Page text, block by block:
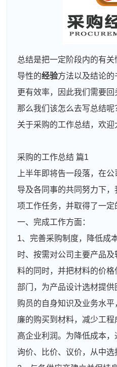
总结是把一定阶段内的有
导性的经验方法以及结论的
更有效率，因此我们需要回
那么我们该怎么去写总结
关于采购的工作总结，欢
采购的工作总结 篇1
上半年即将告一段落，在
导及各同事的共同努力下
项工作任务，并取得了一
一、完成工作方面：
1、完善采购制度，降低成
时、按需对公司主要产品
料的同时，并把材料的价
部门，为产品设计选材提
购员的自身知识及业务水
廉的购买到材料，减少工程
高企业利润。为降低成本
询价、比价、议价，从